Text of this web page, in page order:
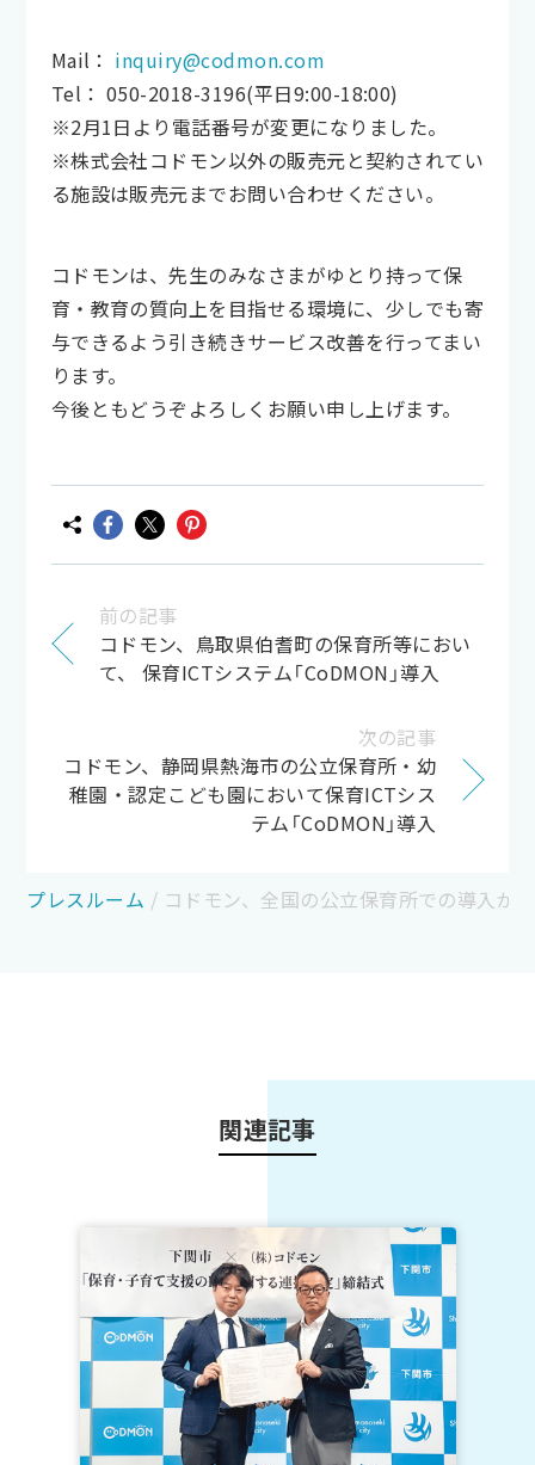
Mail： inquiry@codmon.com
Tel： 050-2018-3196(平日9:00-18:00)
※2月1日より電話番号が変更になりました。
※株式会社コドモン以外の販売元と契約されてい
る施設は販売元までお問い合わせください。
コドモンは、先生のみなさまがゆとり持って保
育・教育の質向上を目指せる環境に、少しでも寄
与できるよう引き続きサービス改善を行ってまい
ります。
今後ともどうぞよろしくお願い申し上げます。
前の記事
コドモン、鳥取県伯耆町の保育所等におい
て、 保育ICTシステム「CoDMON」導入
次の記事
コドモン、静岡県熱海市の公立保育所・幼
稚園・認定こども園において保育ICTシス
テム「CoDMON」導入
プレスルーム / コドモン、全国の公立保育所での導入が
関連記事